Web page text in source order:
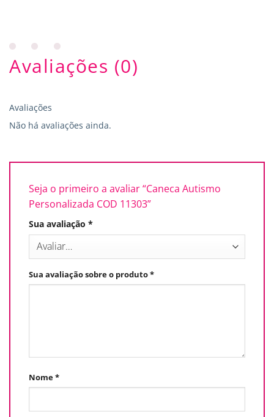
Avaliações (0)
Avaliações
Não há avaliações ainda.
Seja o primeiro a avaliar “Caneca Autismo
Personalizada COD 11303”
Sua avaliação *
Sua avaliação sobre o produto*
Nome*